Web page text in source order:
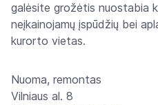
galėsite grožėtis nuostabia
neįkainojamų įspūdžių bei
kurorto vietas.
Nuoma, remontas
Vilniaus al. 8